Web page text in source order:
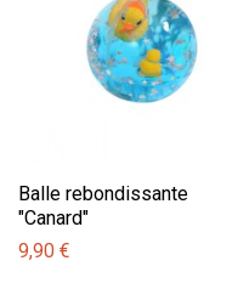
Balle rebondissante
"Canard"
9,90 €